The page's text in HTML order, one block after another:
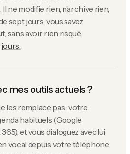
ne modifie rien, n’archive rien,
sept jours, vous savez
sans avoir rien risqué.
mes outils actuels ?
les remplace pas : votre
habituels (Google
et vous dialoguez avec lui
vocal depuis votre téléphone.